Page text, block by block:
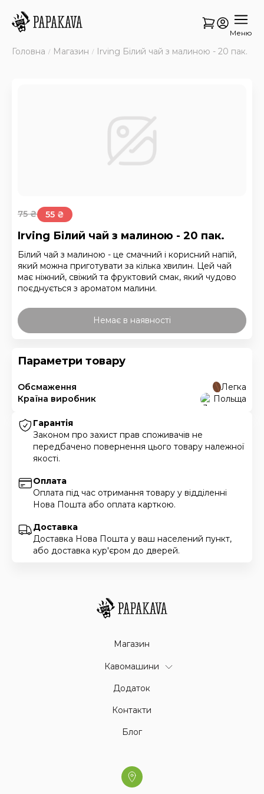
Меню
Головна Магазин Irving Білий чай з малиною - 20 пак.
75₴ 55 ₴
Irving Білий чай з малиною - 20 пак.
Білий чай з малиною - це смачний і корисний напій,
який можна приготувати за кілька хвилин. Цей чай
має ніжний, свіжий та фруктовий смак, який чудово
поєднується з ароматом малини.
Немає в наявності
Параметри товару
Обсмаження
Легка
Країна виробник
Польща
Гарантія
Законом про захист прав споживачів не
передбачено повернення цього товару належної
якості.
Оплата
Оплата під час отримання товару у відділенні
Нова Пошта або оплата карткою.
Доставка
Доставка Нова Пошта у ваш населений пункт,
або доставка кур'єром до дверей.
Магазин
Кавомашини
Додаток
Контакти
Блог